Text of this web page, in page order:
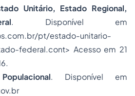
Unitário, Estado Regional,
. Disponível em
pt/estado-unitario-
federal.cont> Acesso em 21
. Disponível em